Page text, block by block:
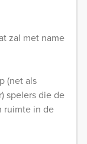
zal met name
(net als
spelers die de
ruimte in de